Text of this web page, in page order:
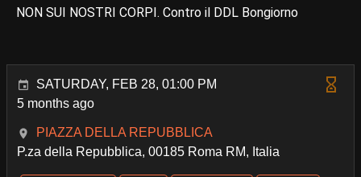
NON SUI NOSTRI CORPI. Contro il DDL Bongiorno
SATURDAY, FEB 28, 01:00 PM
5 months ago
PIAZZA DELLA REPUBBLICA
P.za della Repubblica, 00185 Roma RM, Italia